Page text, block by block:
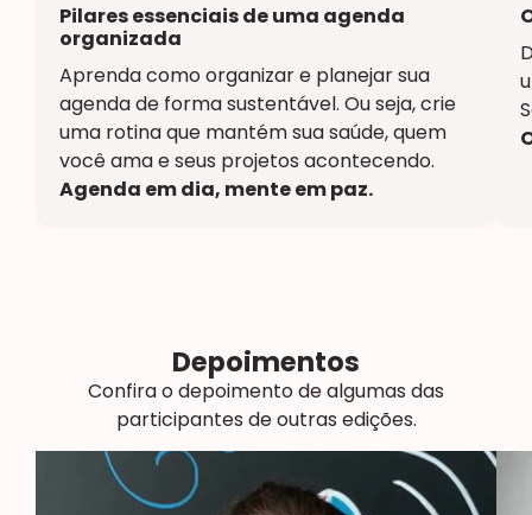
Pilares essenciais de uma agenda
organizada
Aprenda como organizar e planejar sua
agenda de forma sustentável. Ou seja, crie
uma rotina que mantém sua saúde, quem
você ama e seus projetos acontecendo.
Agenda em dia, mente em paz.
Depoimentos
Confira o depoimento de algumas das
participantes de outras edições.